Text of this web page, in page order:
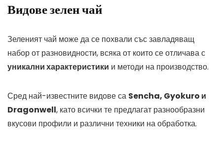
Видове зелен чай
Зеленият чай може да се похвали със завладяващ
набор от разновидности, всяка от които се отличава с
уникални характеристики и методи на производство.
Сред най-известните видове са Sencha, Gyokuro и
Dragonwell, като всички те предлагат разнообразни
вкусови профили и различни техники на обработка.